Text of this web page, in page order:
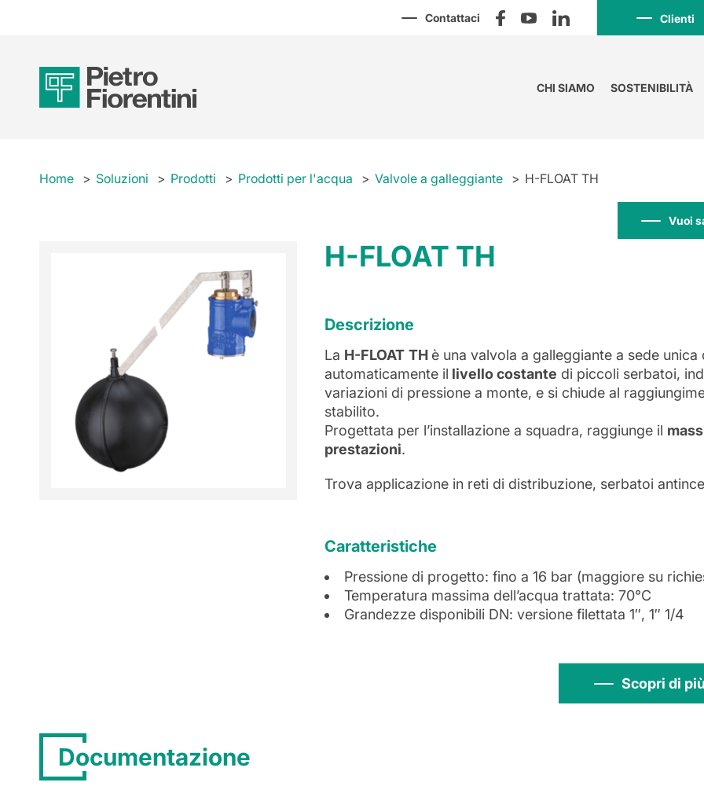
Contattaci Clienti
CHI SIAMO SOSTENIBILITÀ
Home Soluzioni Prodotti Prodotti per l'acqua Valvole a galleggiante H-FLOAT TH
Vuoi
H-FLOAT TH
Descrizione
La H-FLOAT TH è una valvola a galleggiante a sede
automaticamente il livello costante di piccoli serbatoi,
variazioni di pressione a monte, e si chiude al
stabilito.
Progettata per l’installazione a squadra, raggiunge il
prestazioni.
Trova applicazione in reti di distribuzione, serbatoi
Caratteristiche
Pressione di progetto: fino a 16 bar (maggiore su
Temperatura massima dell’acqua trattata: 70°C
Grandezze disponibili DN: versione filettata 1″, 1″ 1/4
Scopri di
Documentazione